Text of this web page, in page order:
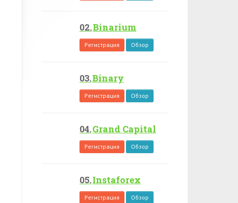
Binarium
Регистрация Обзор
Binary
Регистрация Обзор
Grand Capital
Регистрация Обзор
Instaforex
Регистрация Обзор